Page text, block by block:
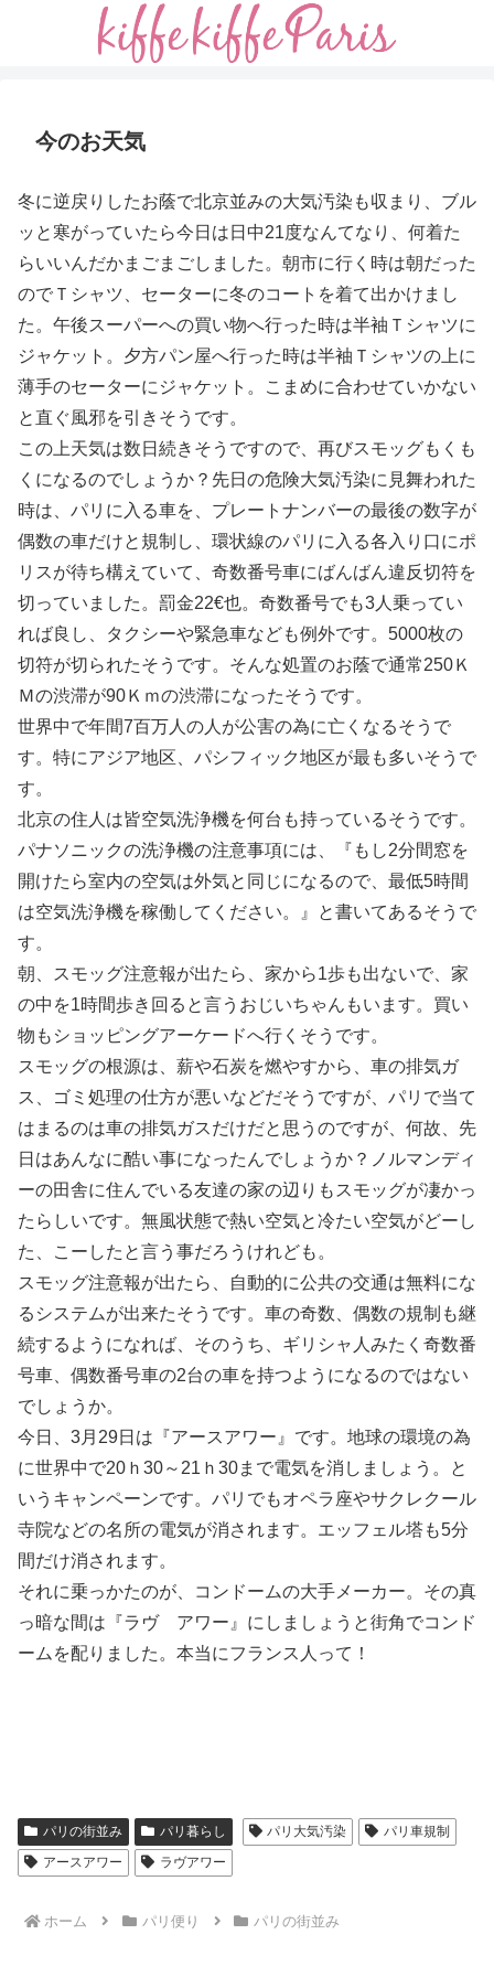
今のお天気
冬に逆戻りしたお蔭で北京並みの大気汚染も収まり、ブル
ッと寒がっていたら今日は日中21度なんてなり、何着た
らいいんだかまごまごしました。朝市に行く時は朝だった
のでＴシャツ、セーターに冬のコートを着て出かけまし
た。午後スーパーへの買い物へ行った時は半袖Ｔシャツに
ジャケット。夕方パン屋へ行った時は半袖Ｔシャツの上に
薄手のセーターにジャケット。こまめに合わせていかない
と直ぐ風邪を引きそうです。
この上天気は数日続きそうですので、再びスモッグもくも
くになるのでしょうか？先日の危険大気汚染に見舞われた
時は、パリに入る車を、プレートナンバーの最後の数字が
偶数の車だけと規制し、環状線のパリに入る各入り口にポ
リスが待ち構えていて、奇数番号車にばんばん違反切符を
切っていました。罰金22€也。奇数番号でも3人乗ってい
れば良し、タクシーや緊急車なども例外です。5000枚の
切符が切られたそうです。そんな処置のお蔭で通常250Ｋ
Ｍの渋滞が90Ｋｍの渋滞になったそうです。
世界中で年間7百万人の人が公害の為に亡くなるそうで
す。特にアジア地区、パシフィック地区が最も多いそうで
す。
北京の住人は皆空気洗浄機を何台も持っているそうです。
パナソニックの洗浄機の注意事項には、『もし2分間窓を
開けたら室内の空気は外気と同じになるので、最低5時間
は空気洗浄機を稼働してください。』と書いてあるそうで
す。
朝、スモッグ注意報が出たら、家から1歩も出ないで、家
の中を1時間歩き回ると言うおじいちゃんもいます。買い
物もショッピングアーケードへ行くそうです。
スモッグの根源は、薪や石炭を燃やすから、車の排気ガ
ス、ゴミ処理の仕方が悪いなどだそうですが、パリで当て
はまるのは車の排気ガスだけだと思うのですが、何故、先
日はあんなに酷い事になったんでしょうか？ノルマンディ
ーの田舎に住んでいる友達の家の辺りもスモッグが凄かっ
たらしいです。無風状態で熱い空気と冷たい空気がどーし
た、こーしたと言う事だろうけれども。
スモッグ注意報が出たら、自動的に公共の交通は無料にな
るシステムが出来たそうです。車の奇数、偶数の規制も継
続するようになれば、そのうち、ギリシャ人みたく奇数番
号車、偶数番号車の2台の車を持つようになるのではない
でしょうか。
今日、3月29日は『アースアワー』です。地球の環境の為
に世界中で20ｈ30～21ｈ30まで電気を消しましょう。と
いうキャンペーンです。パリでもオペラ座やサクレクール
寺院などの名所の電気が消されます。エッフェル塔も5分
間だけ消されます。
それに乗っかたのが、コンドームの大手メーカー。その真
っ暗な間は『ラヴ アワー』にしましょうと街角でコンド
ームを配りました。本当にフランス人って！
パリの街並み パリ暮らし パリ大気汚染
パリ車規制
アースアワー
ラヴアワー
ホーム パリ便り パリの街並み